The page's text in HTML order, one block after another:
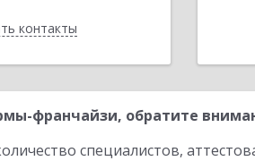
контакты
франчайзи, обратите
специалистов,